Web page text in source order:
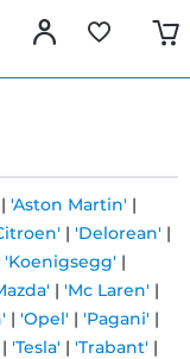
| 'Aston Martin' |
| 'Delorean' |
'Koenigsegg' |
| 'Mc Laren' |
| 'Opel' | 'Pagani' |
| 'Tesla' | 'Trabant' |